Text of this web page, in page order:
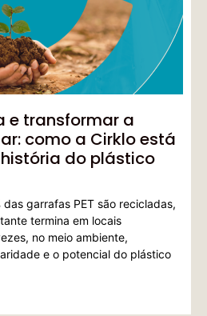
e transformar a
como a Cirklo está
do plástico
garrafas PET são recicladas,
termina em locais
no meio ambiente,
e o potencial do plástico